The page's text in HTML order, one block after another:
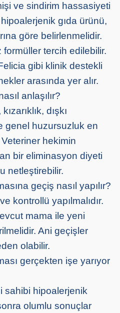
ve sindirim hassasiyeti
gıda ürünü,
göre belirlenmelidir.
formüller tercih edilebilir.
gibi klinik destekli
arasında yer alır.
anlaşılır?
dışkı
genel huzursuzluk en
hekimin
bir eliminasyon diyeti
netleştirebilir.
geçiş nasıl yapılır?
kontrollü yapılmalıdır.
mama ile yeni
Ani geçişler
olabilir.
gerçekten işe yarıyor
sahibi hipoalerjenik
olumlu sonuçlar